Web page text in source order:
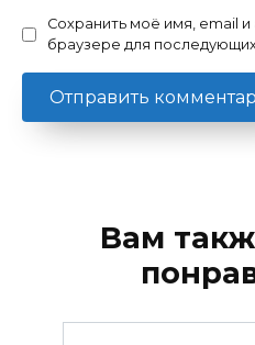
Сохранить моё имя, email и
браузере для
Вам